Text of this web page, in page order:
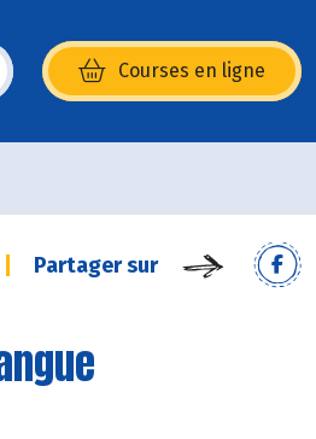
Courses en ligne
fenêtre)
Partager sur